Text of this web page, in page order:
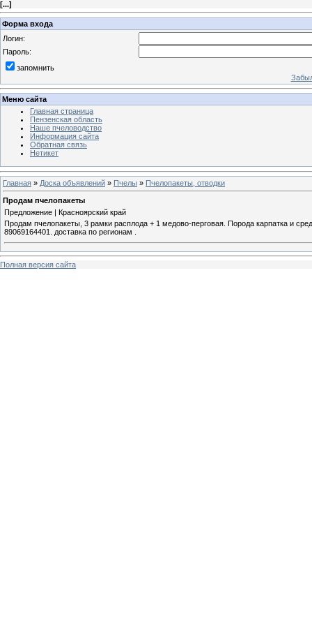
[...]
Форма входа
Логин:
Пароль:
запомнить
Меню сайта
Главная страница
Пензенская область
Наше пчеловодство
Информация сайта
Обратная связь
Нетикет
Главная » Доска объявлений » Пчелы » Пчелопакеты, отводки
Продам пчелопакеты
Предложение | Красноярский край
Продам пчелопакеты, 3 рамки расплода + 1 медово-перговая. Порода карпатка и
89069164401. доставка по регионам .
Полная версия сайта